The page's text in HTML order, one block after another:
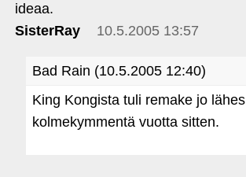
ideaa.
SisterRay
10.5.2005 13:57
Bad Rain (10.5.2005 12:40)
King Kongista tuli remake jo lähes
kolmekymmentä vuotta sitten.